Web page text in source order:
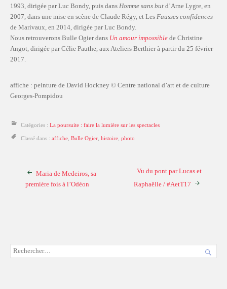
1993, dirigée par Luc Bondy, puis dans Homme sans but d’Arne Lygre, en
2007, dans une mise en scène de Claude Régy, et Les Fausses confidences
de Marivaux, en 2014, dirigée par Luc Bondy.
Nous retrouverons Bulle Ogier dans Un amour impossible de Christine
Angot, dirigée par Célie Pauthe, aux Ateliers Berthier à partir du 25 février
2017.
affiche : peinture de David Hockney © Centre national d’art et de culture
Georges-Pompidou
Catégories : La poursuite : faire la lumière sur les spectacles
Classé dans : affiche Bulle Ogier histoire photo
Maria de Medeiros, sa
première fois à l’Odéon
Vu du pont par Lucas et
Raphaëlle / #AetT17
